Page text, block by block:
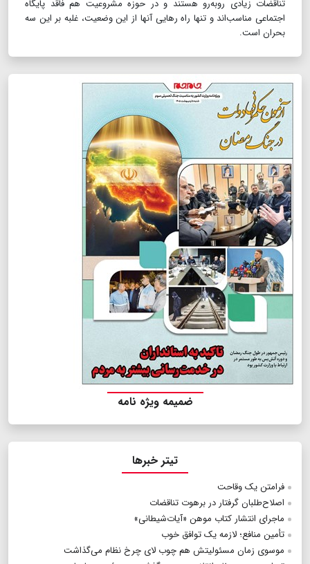
تناقضات زیادی روبه‌رو هستند و در حوزه مشروعیت هم فاقد پایگاه
اجتماعی مناسب‌اند و تنها راه رهایی آنها از این وضعیت، غلبه بر این سه
بحران است.
ضمیمه ویژه نامه
تیتر خبرها
فرامتن یک وقاحت
اصلاح‌طلبان گرفتار در برهوت تناقضات
ماجرای انتشار کتاب موهن «آیات‌شیطانی»
تأمین منافع؛ لازمه یک توافق خوب
موسوی زمان مسئولیتش هم چوب لای چرخ نظام می‌گذاشت